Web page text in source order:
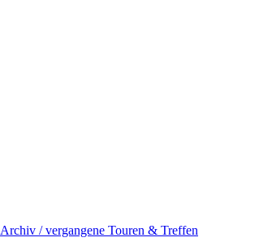
Archiv / vergangene Touren & Treffen